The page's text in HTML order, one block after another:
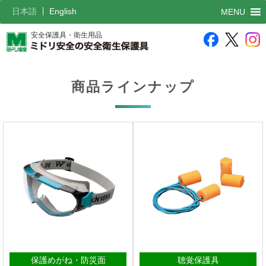
安全保護具・衛生用品
MENU
日本語 English
商品ラインナップ
保護めがね・防災面 聴覚保護具